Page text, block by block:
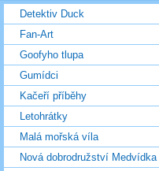
Detektiv Duck
Fan-Art
Goofyho tlupa
Gumídci
Kačeří příběhy
Letohrátky
Malá mořská víla
Nová dobrodružství Medvídka